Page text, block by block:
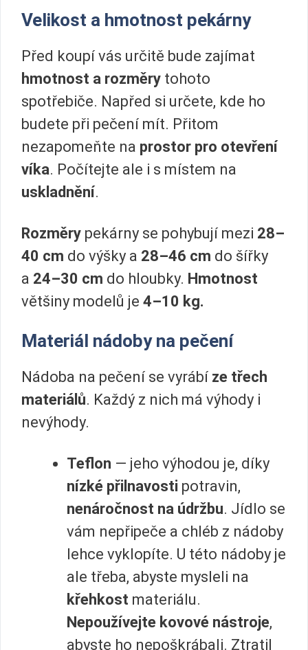
Velikost a hmotnost pekárny
Před koupí vás určitě bude zajímat
hmotnost a rozměry tohoto
spotřebiče. Napřed si určete, kde ho
budete při pečení mít. Přitom
nezapomeňte na prostor pro otevření
víka. Počítejte ale i s místem na
uskladnění.
Rozměry pekárny se pohybují mezi 28–
40 cm do výšky a 28–46 cm do šířky
a 24–30 cm do hloubky. Hmotnost
většiny modelů je 4–10 kg.
Materiál nádoby na pečení
Nádoba na pečení se vyrábí ze třech
materiálů. Každý z nich má výhody i
nevýhody.
Teflon — jeho výhodou je, díky
nízké přilnavosti potravin,
nenáročnost na údržbu. Jídlo se
vám nepřipeče a chléb z nádoby
lehce vyklopíte. U této nádoby je
ale třeba, abyste mysleli na
křehkost materiálu.
Nepoužívejte kovové nástroje,
abyste ho nepoškrábali. Ztratil